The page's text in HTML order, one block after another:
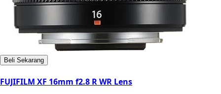
Beli Sekarang
FUJIFILM XF 16mm f2.8 R WR Lens